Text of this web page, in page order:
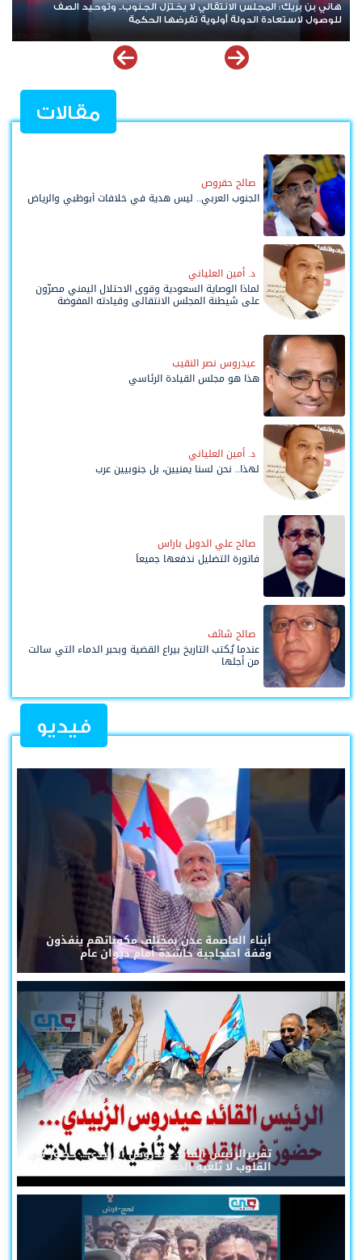
Zinjibar: Civil Disobedience Enters Third Consecutive Day Amid Total Commercial
Compliance and Widespread Public Engagement.
مقالات
صالح حقروص
الجنوب العربي.. ليس هدية في خلافات أبوظبي والرياض
د. أمين العلياني
لماذا الوصاية السعودية وقوى الاحتلال اليمني مصرّون
على شيطنة المجلس الانتقالي وقيادته المفوضة
عيدروس نصر النقيب
هذا هو مجلس القيادة الرئاسي
د. أمين العلياني
لهذا.. نحن لسنا يمنيين، بل جنوبيين عرب
صالح علي الدويل باراس
فاتورة التضليل ندفعها جميعاً
صالح شائف
عندما يُكتب التاريخ بيراع القضية وبحبر الدماء التي سالت
من أجلها
فيديو
أبناء العاصمة عدن بمختلف مكوناتهم ينفذون
وقفة احتجاجية حاشدة أمام ديوان عام
تقريرالرئيس القائد عيدروس الزُبيدي... حضورٌ في
القلوب لا تُلغيه الحملات